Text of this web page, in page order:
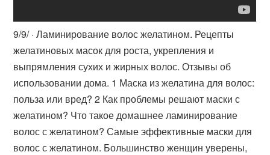
9/9/ · Ламинирование волос желатином. Рецепты
желатиновых масок для роста, укрепления и
выпрямления сухих и жирных волос. Отзывы об
использовании дома. 1 Маска из желатина для волос:
польза или вред? 2 Как проблемы решают маски с
желатином? Что такое домашнее ламинирование
волос с желатином? Самые эффективные маски для
волос с желатином. Большинство женщин уверены,